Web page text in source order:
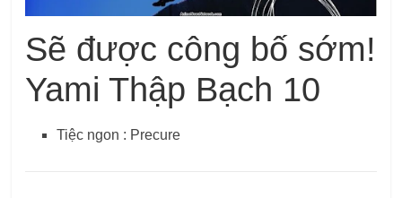
Sẽ được công bố sớm!
Yami Thập Bạch 10
Tiệc ngon : Precure